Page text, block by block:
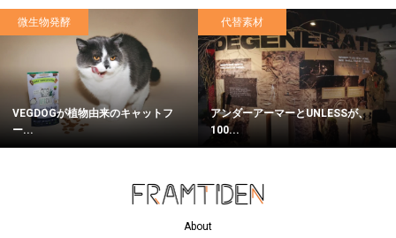
微生物発酵
VEGDOGが植物由来のキャットフ
ー...
代替素材
アンダーアーマーとUNLESSが、
100...
About